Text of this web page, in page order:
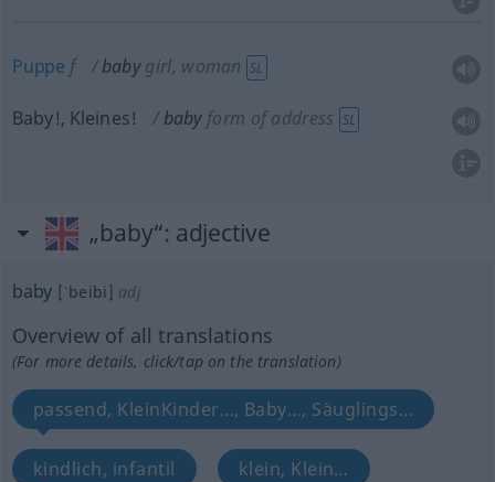
Puppe f baby girl, woman SL
Baby!, Kleines! baby form of address SL
„baby“: adjective
baby [ˈbeibi] adj
Overview of all translations
(For more details, click/tap on the translation)
passend, KleinKinder…, Baby…, Säuglings…
kindlich, infantil klein, Klein…